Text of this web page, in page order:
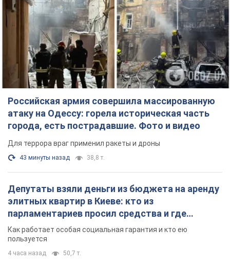
Российская армия совершила массированную
атаку на Одессу: горела историческая часть
города, есть пострадавшие. Фото и видео
Для террора враг применил ракеты и дроны
43 минуты назад 38,8 т.
Депутаты взяли деньги из бюджета на аренду
элитных квартир в Киеве: кто из
парламентариев просил средства и где
поселился
Как работает особая социальная гарантия и кто ею
пользуется
4 часа назад 50,7 т.